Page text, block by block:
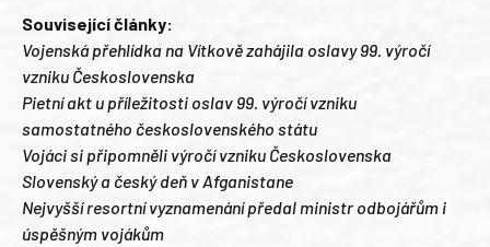
Související články:
Vojenská přehlídka na Vítkově zahájila oslavy 99. výročí
vzniku Československa
Pietní akt u příležitosti oslav 99. výročí vzniku
samostatného československého státu
Vojáci si připomněli výročí vzniku Československa
Slovenský a český deň v Afganistane
Nejvyšší resortní vyznamenání předal ministr odbojářům i
úspěšným vojákům